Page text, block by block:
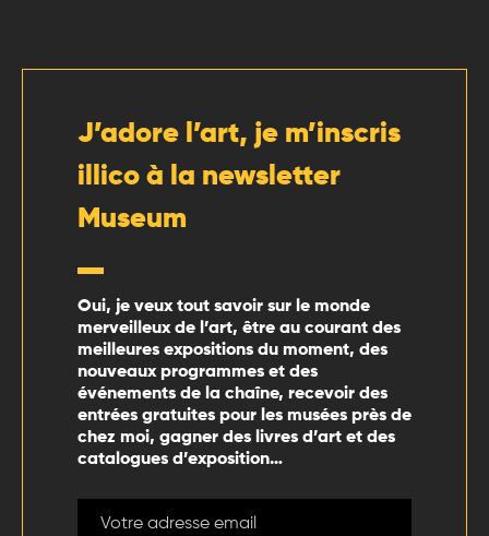
J’adore l’art, je m’inscris
illico à la newsletter
Museum
Oui, je veux tout savoir sur le monde
merveilleux de l’art, être au courant des
meilleures expositions du moment, des
nouveaux programmes et des
événements de la chaîne, recevoir des
entrées gratuites pour les musées près de
chez moi, gagner des livres d’art et des
catalogues d’exposition…